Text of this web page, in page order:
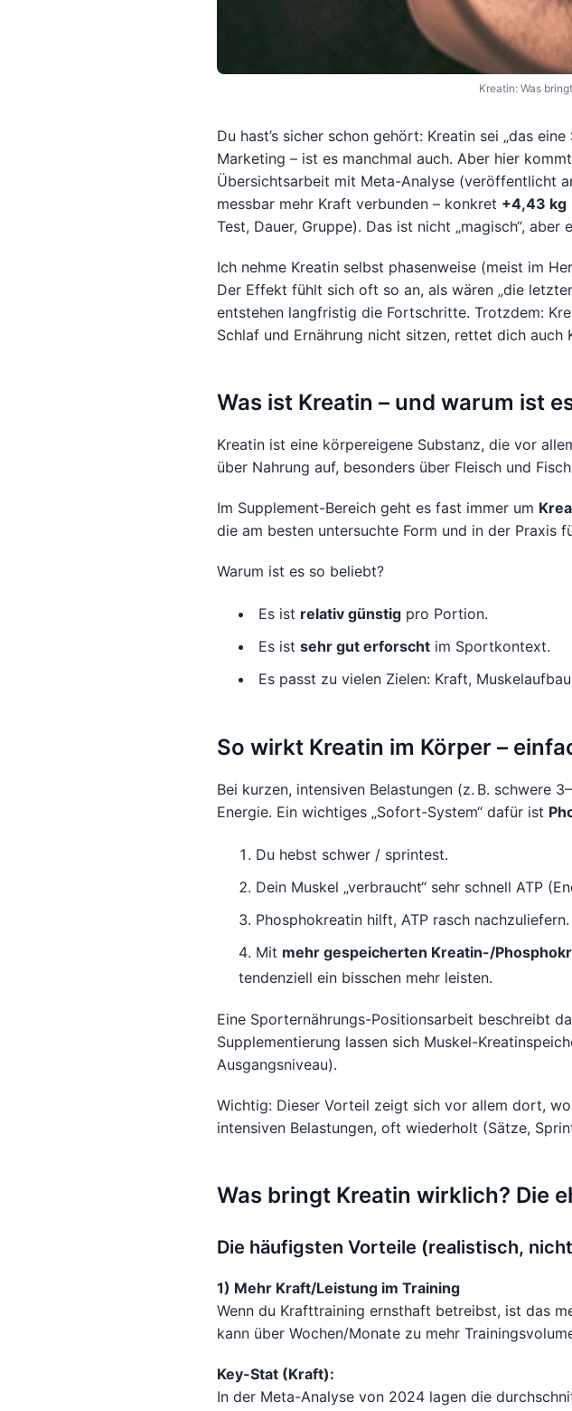
Kreatin: Was
Du hast’s sicher schon gehört: Kreatin sei „das
Marketing – ist es manchmal auch. Aber hier
Übersichtsarbeit mit Meta-Analyse (veröffentlicht
messbar mehr Kraft verbunden – konkret +4,43 kg
Test, Dauer, Gruppe). Das ist nicht „magisch“, aber
Ich nehme Kreatin selbst phasenweise (meist im
Der Effekt fühlt sich oft so an, als wären „die
entstehen langfristig die Fortschritte. Trotzdem:
Schlaf und Ernährung nicht sitzen, rettet dich auch
Was ist Kreatin – und warum ist
Kreatin ist eine körpereigene Substanz, die vor
über Nahrung auf, besonders über Fleisch und
Im Supplement-Bereich geht es fast immer um
die am besten untersuchte Form und in der Praxis
Warum ist es so beliebt?
Es ist relativ günstig pro Portion.
Es ist sehr gut erforscht im Sportkontext.
Es passt zu vielen Zielen: Kraft,
So wirkt Kreatin im Körper –
Bei kurzen, intensiven Belastungen (z. B. schwere
Energie. Ein wichtiges „Sofort-System“ dafür ist
Du hebst schwer / sprintest.
Dein Muskel „verbraucht“ sehr schnell ATP
Phosphokreatin hilft, ATP rasch nachzuliefern.
Mit mehr gespeicherten Kreatin-/
tendenziell ein bisschen mehr leisten.
Eine Sporternährungs-Positionsarbeit beschreibt
Supplementierung lassen sich Muskel-
Ausgangsniveau).
Wichtig: Dieser Vorteil zeigt sich vor allem dort,
intensiven Belastungen, oft wiederholt (Sätze,
Was bringt Kreatin wirklich? Die
Die häufigsten Vorteile (realistisch,
1) Mehr Kraft/Leistung im Training
Wenn du Krafttraining ernsthaft betreibst, ist das
kann über Wochen/Monate zu mehr
Key-Stat (Kraft):
In der Meta-Analyse von 2024 lagen die